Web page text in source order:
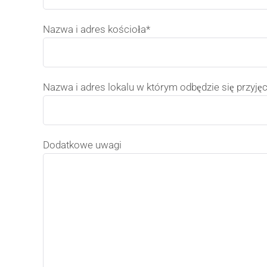
Nazwa i adres kościoła*
Nazwa i adres lokalu w którym odbędzie się
Dodatkowe uwagi